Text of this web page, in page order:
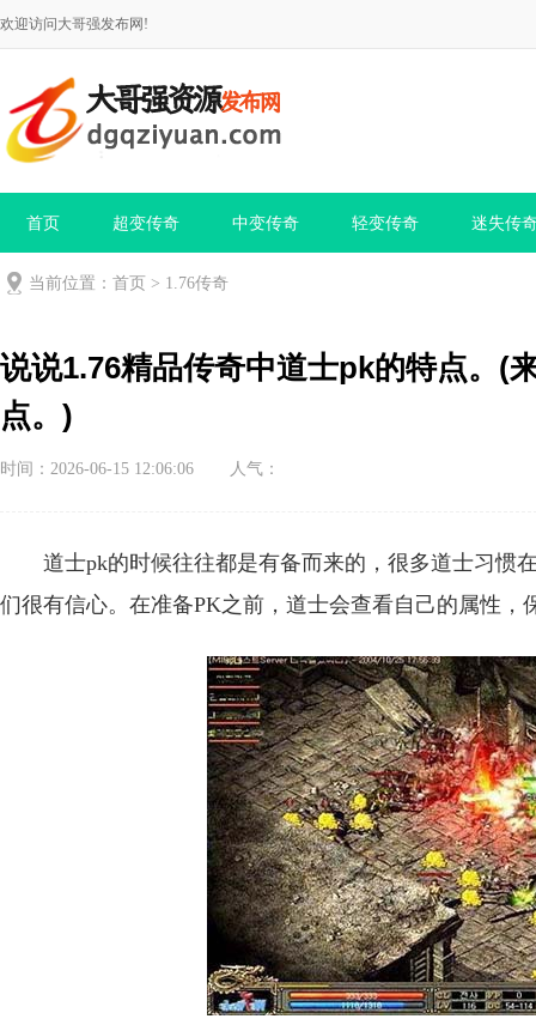
欢迎访问大哥强发布网!
首页 超变传奇 中变传奇 轻变传奇 迷失传
当前位置： 首页 > 1.76传奇
说说1.76精品传奇中道士pk的特点。(
点。)
时间：2026-06-15 12:06:06 人气：
道士pk的时候往往都是有备而来的，很多道士习惯
们很有信心。在准备PK之前，道士会查看自己的属性，